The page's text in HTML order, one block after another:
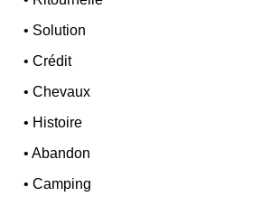
• Solution
•Crédit
•Chevaux
• Histoire
•Abandon
•Camping